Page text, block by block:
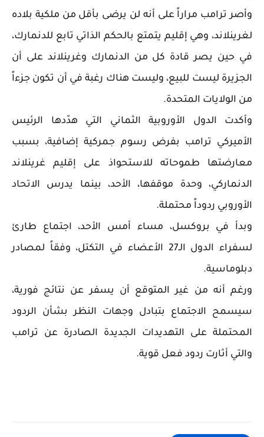
وأصر ترامب مراراً على أنه لن يرضى بأقل من ملكية ⁠بلاده
لغرينلاند، وهي إقليم ⁠يتمتع بالحكم الذاتي تابع للدنمارك،
⁠في حين يصر قادة كل من الدنمارك وغرينلاند على أن
الجزيرة ليست للبيع، وليست هناك رغبة في أن تكون جزءاً
من الولايات المتحدة.
وأكدت الدول الأوروبية الثماني التي هدّدها الرئيس
الأميركي ترامب بفرض رسوم جمركية إضافية، بسبب
معارضتها طموحاته للاستحواذ على إقليم غرينلاند
الدنماركي، وحدة موقفها، الأحد، بينما يدرس الاتحاد
الأوروبي ردوداً محتملة.
وبدأ في بروكسل، مساء أمس الأحد، اجتماع طارئ
لسفراء الدول الـ27 الأعضاء في التكتل، وفقاً لمصادر
دبلوماسية.
ورغم أنه من غير المتوقع أن يسفر عن نتائج فورية،
سيسمح الاجتماع بتبادل وجهات النظر بشأن الردود
المحتملة على التهديدات الجديدة الصادرة عن ترامب
والتي أثارت ردود فعل قوية.